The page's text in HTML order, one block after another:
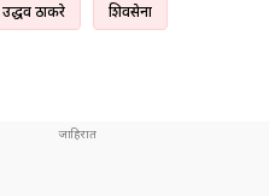
उद्धव ठाकरे शिवसेना